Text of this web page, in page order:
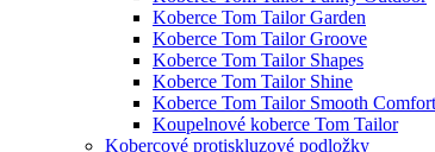
Koberce Tom Tailor Garden
Koberce Tom Tailor Groove
Koberce Tom Tailor Shapes
Koberce Tom Tailor Shine
Koberce Tom Tailor Smooth Comfort
Koupelnové koberce Tom Tailor
Kobercové protiskluzové podložky